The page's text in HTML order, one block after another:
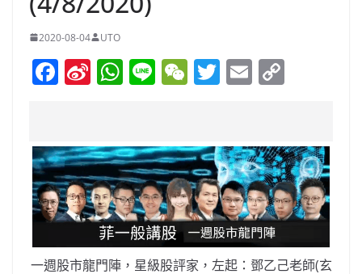
2020-08-04 UTO
F
e
b
o
o
k
Si
W
ei
b
o
W
s
A
p
p
Li W
h
at
T
er
E
l y
Li
n
k
一週股市龍門陣，星級股評家，左起：鄧乙己老師(玄